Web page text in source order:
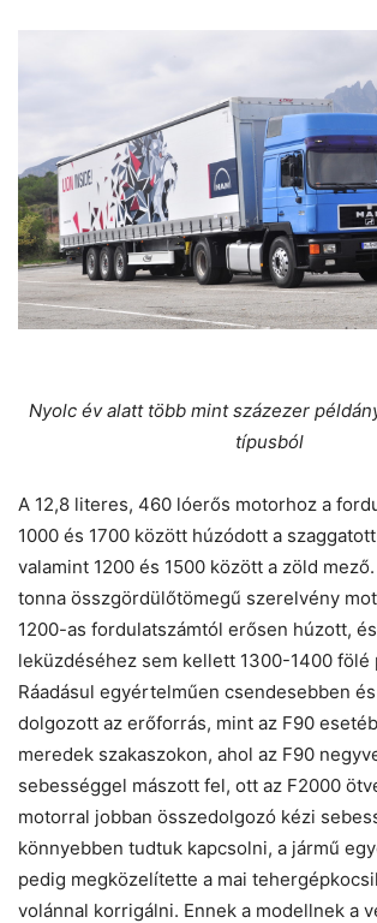
Nyolc év alatt több mint százezer
típusból
A 12,8 literes, 460 lóerős motorhoz a
1000 és 1700 között húzódott a
valamint 1200 és 1500 között a zöld
tonna összgördülőtömegű szerelvény
1200-as fordulatszámtól erősen húzott,
leküzdéséhez sem kellett 1300-1400 fölé
Ráadásul egyértelműen csendesebben
dolgozott az erőforrás, mint az F90
meredek szakaszokon, ahol az F90
sebességgel mászott fel, ott az F2000
motorral jobban összedolgozó kézi
könnyebben tudtuk kapcsolni, a jármű
pedig megközelítette a mai
volánnal korrigálni. Ennek a modellnek a